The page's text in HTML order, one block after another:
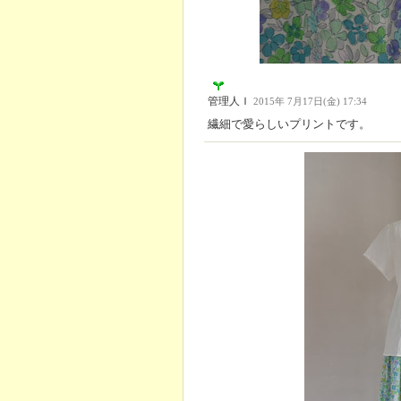
管理人Ｉ 2015年 7月17日(金) 17:34
繊細で愛らしいプリントです。